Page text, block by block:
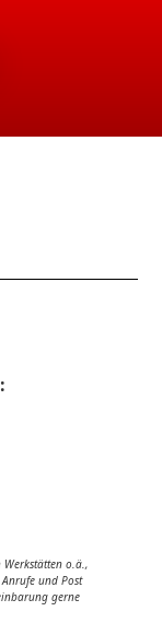
o.ä.,
und Post
gerne